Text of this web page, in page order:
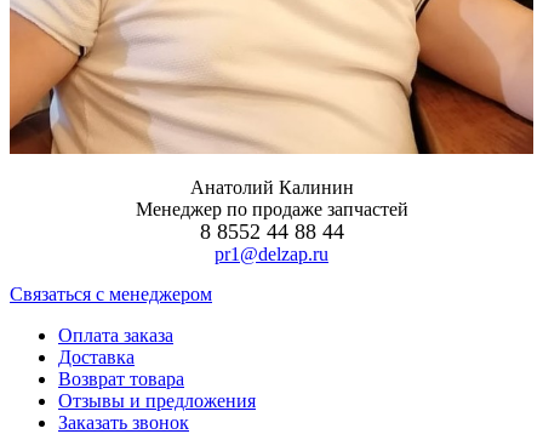
Анатолий Калинин
Менеджер по продаже запчастей
8 8552 44 88 44
pr1@delzap.ru
Cвязаться с менеджером
Оплата заказа
Доставка
Возврат товара
Отзывы и предложения
Заказать звонок